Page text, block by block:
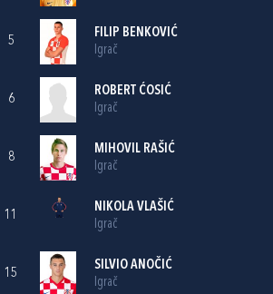
5
FILIP BENKOVIĆ
Igrač
6
ROBERT ĆOSIĆ
Igrač
8
MIHOVIL RAŠIĆ
Igrač
11
NIKOLA VLAŠIĆ
Igrač
15
SILVIO ANOČIĆ
Igrač